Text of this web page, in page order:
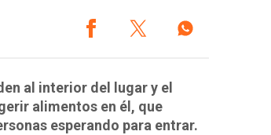
al interior del lugar y el
alimentos en él, que
esperando para entrar.